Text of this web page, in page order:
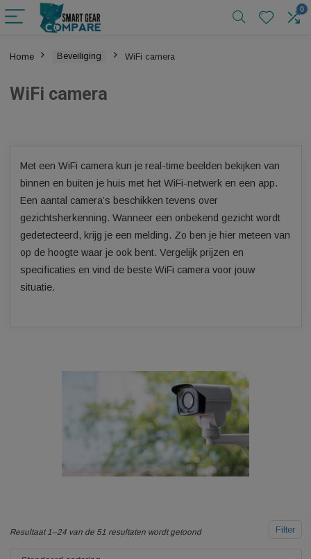
Home Beveiliging WiFi camera
WiFi camera
Met een WiFi camera kun je real-time beelden bekijken van
binnen en buiten je huis met het WiFi-netwerk en een app.
Een aantal camera’s beschikken tevens over
gezichtsherkenning. Wanneer een onbekend gezicht wordt
gedetecteerd, krijg je een melding. Zo ben je hier meteen
op de hoogte waar je ook bent. Vergelijk prijzen en